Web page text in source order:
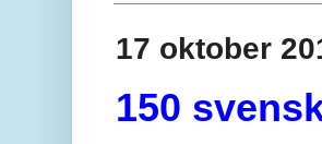
17 oktober
150